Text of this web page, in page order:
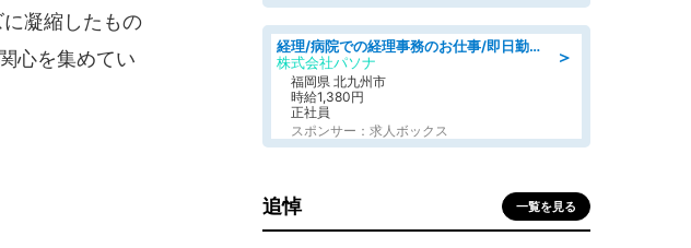
凝縮したもの
心を集めてい
＞
経理/病院での経理事務のお仕事/即日勤務可/車通勤可/経理/一般事務
株式会社パソナ
福岡県 北九州市
時給1,380円
正社員
スポンサー：求人ボックス
追悼 一覧を見る